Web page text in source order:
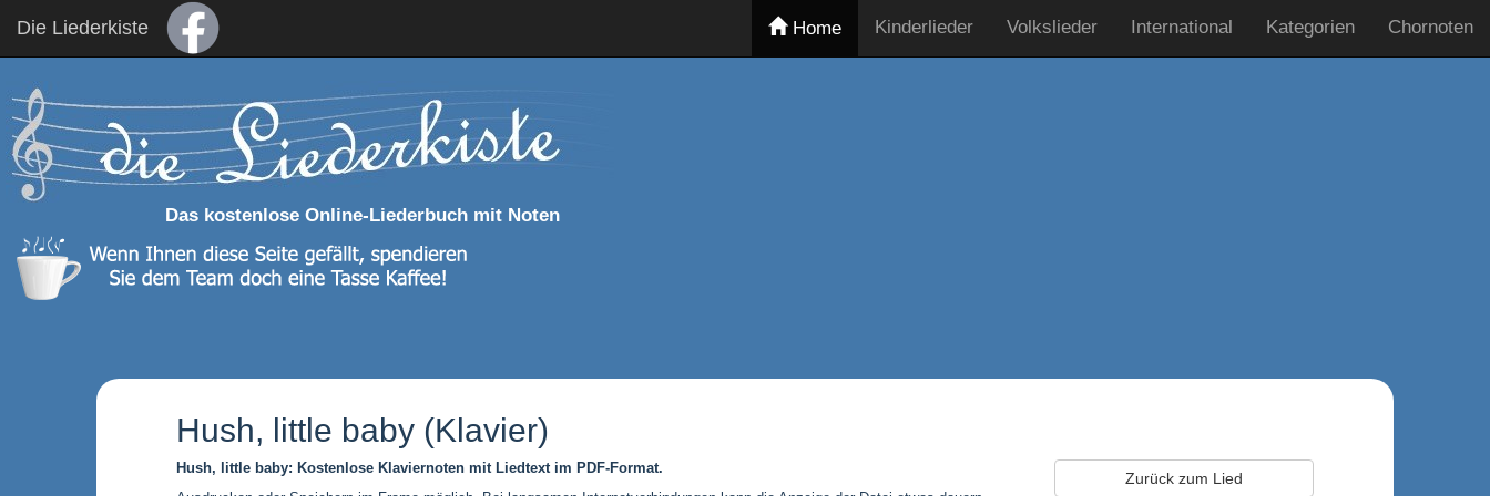
Die Liederkiste Home Kinderlieder Volkslieder International Kategorien Chornoten
Das kostenlose Online-Liederbuch mit Noten
Hush, little baby (Klavier)
Hush, little baby: Kostenlose Klaviernoten mit Liedtext im PDF-Format.
Zurück zum Lied